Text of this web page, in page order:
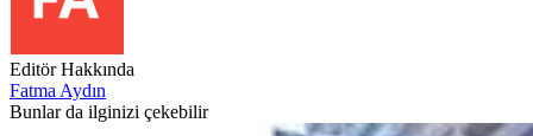
Editör Hakkında
Fatma Aydın
Bunlar da ilginizi çekebilir